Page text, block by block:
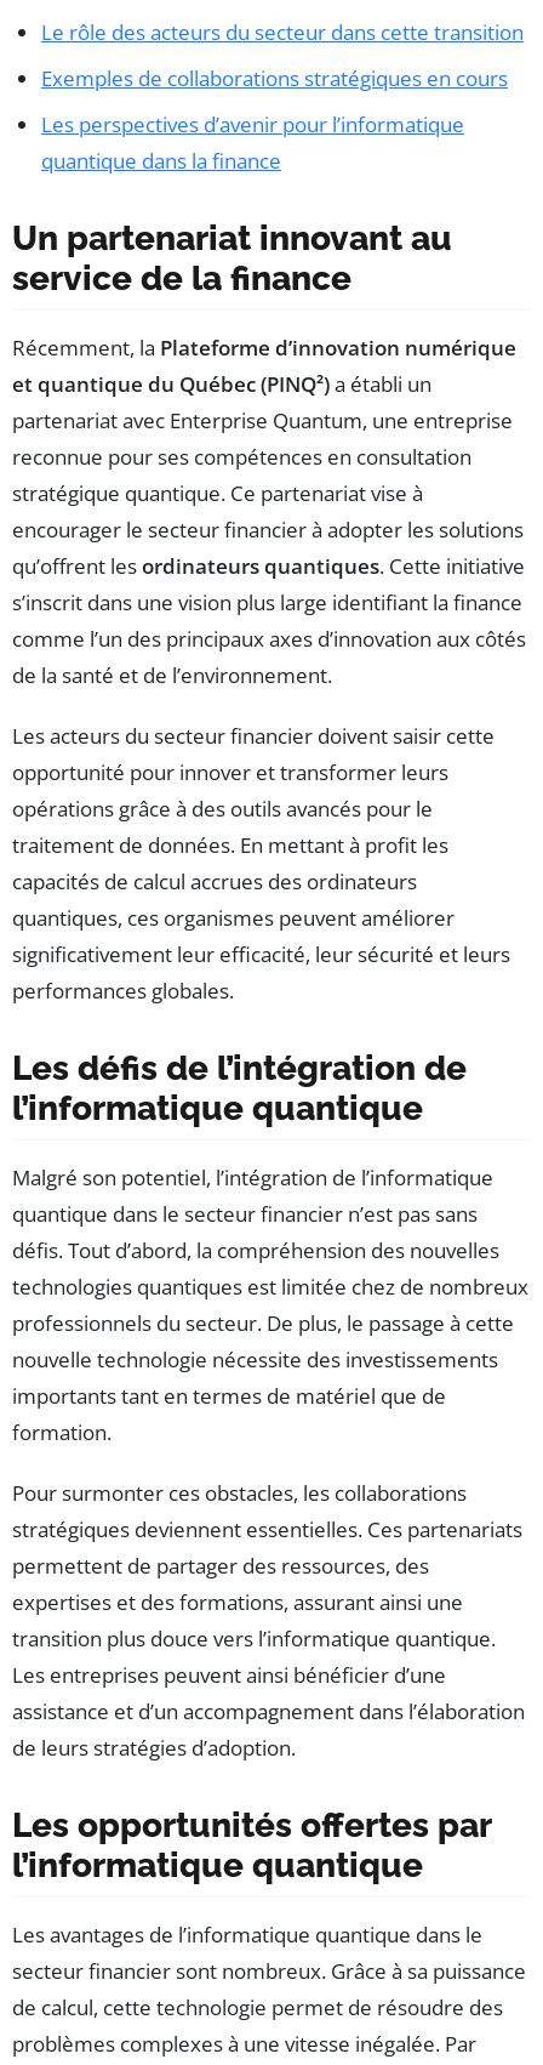
Le rôle des acteurs du secteur dans cette transition
Exemples de collaborations stratégiques en cours
Les perspectives d’avenir pour l’informatique
quantique dans la finance
Un partenariat innovant au
service de la finance
Récemment, la Plateforme d’innovation numérique
et quantique du Québec (PINQ²)a établi un
partenariat avec Enterprise Quantum, une entreprise
reconnue pour ses compétences en consultation
stratégique quantique. Ce partenariat vise à
encourager le secteur financier à adopter les solutions
qu’offrent lesordinateurs quantiques. Cette initiative
s’inscrit dans une vision plus large identifiant la finance
comme l’un des principaux axes d’innovation aux côtés
de la santé et de l’environnement.
Les acteurs du secteur financier doivent saisir cette
opportunité pour innover et transformer leurs
opérations grâce à des outils avancés pour le
traitement de données. En mettant à profit les
capacités de calcul accrues des ordinateurs
quantiques, ces organismes peuvent améliorer
significativement leur efficacité, leur sécurité et leurs
performances globales.
Les défis de l’intégration de
l’informatique quantique
Malgré son potentiel, l’intégration de l’informatique
quantique dans le secteur financier n’est pas sans
défis. Tout d’abord, la compréhension des nouvelles
technologies quantiques est limitée chez de nombreux
professionnels du secteur. De plus, le passage à cette
nouvelle technologie nécessite des investissements
importants tant en termes de matériel que de
formation.
Pour surmonter ces obstacles, les collaborations
stratégiques deviennent essentielles. Ces partenariats
permettent de partager des ressources, des
expertises et des formations, assurant ainsi une
transition plus douce vers l’informatique quantique.
Les entreprises peuvent ainsi bénéficier d’une
assistance et d’un accompagnement dans l’élaboration
de leurs stratégies d’adoption.
Les opportunités offertes par
l’informatique quantique
Les avantages de l’informatique quantique dans le
secteur financier sont nombreux. Grâce à sa puissance
de calcul, cette technologie permet de résoudre des
problèmes complexes à une vitesse inégalée. Par